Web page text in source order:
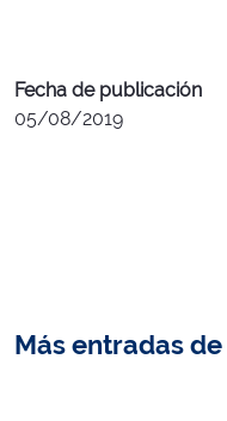
Fecha de publicación
05/08/2019
Más entradas